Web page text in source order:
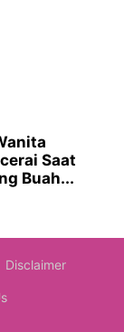
Saat
Buah...
Disclaimer